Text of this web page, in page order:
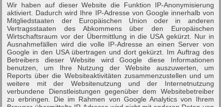
Wir haben auf dieser Website die Funktion IP-Anonymisierung
aktiviert. Dadurch wird Ihre IP-Adresse von Google innerhalb von
Mitgliedstaaten der Europäischen Union oder in anderen
Vertragsstaaten des Abkommens über den Europäischen
Wirtschaftsraum vor der Übermittlung in die USA gekürzt. Nur in
Ausnahmefällen wird die volle IP-Adresse an einen Server von
Google in den USA übertragen und dort gekürzt. Im Auftrag des
Betreibers dieser Website wird Google diese Informationen
benutzen, um Ihre Nutzung der Website auszuwerten, um
Reports über die Websiteaktivitäten zusammenzustellen und um
weitere mit der Websitenutzung und der Internetnutzung
verbundene Dienstleistungen gegenüber dem Websitebetreiber
zu erbringen. Die im Rahmen von Google Analytics von Ihrem